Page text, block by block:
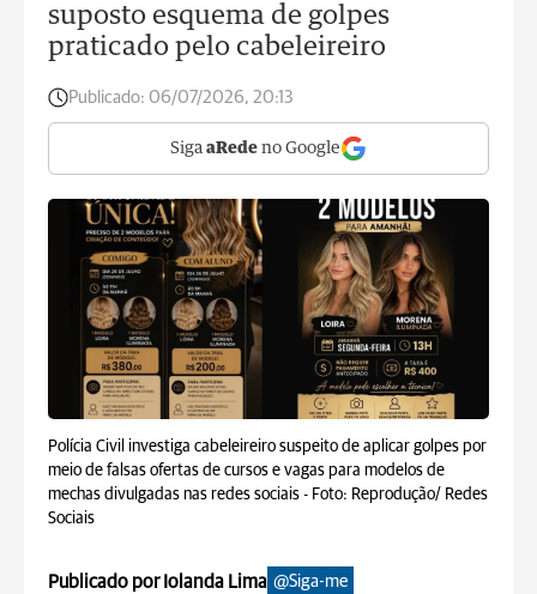
suposto esquema de golpes
praticado pelo cabeleireiro
Publicado: 06/07/2026, 20:13
Siga aRede no Google
Polícia Civil investiga cabeleireiro suspeito de aplicar golpes por
meio de falsas ofertas de cursos e vagas para modelos de
mechas divulgadas nas redes sociais - Foto: Reprodução/ Redes
Sociais
Publicado por Iolanda Lima @Siga-me